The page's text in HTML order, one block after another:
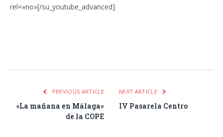
rel=»no»[/su_youtube_advanced]
PREVIOUS ARTICLE
«La mañana en Málaga»
de la COPE
NEXT ARTICLE
IV Pasarela Centro